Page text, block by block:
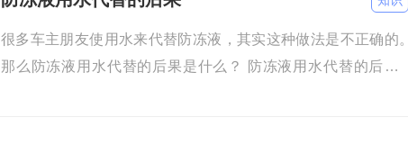
很多车主朋友使用水来代替防冻液，其实这种做法是不正确的。
那么防冻液用水代替的后果是什么？ 防冻液用水代替的后果如